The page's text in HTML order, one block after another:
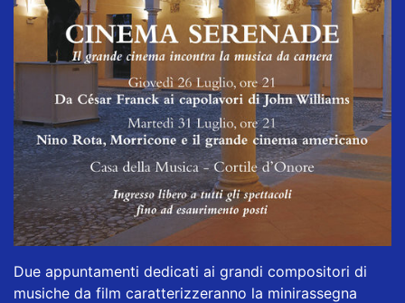
Due appuntamenti dedicati ai grandi compositori di
musiche da film caratterizzeranno la minirassegna